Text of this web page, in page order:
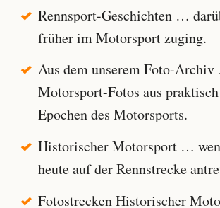
Rennsport-Geschichten…
früher im Motorsport zuging.
Aus dem unserem Foto-Archiv
Motorsport-Fotos aus
Epochen des Motorsports.
Historischer Motorsport…
heute auf der Rennstrecke
Fotostrecken Historischer